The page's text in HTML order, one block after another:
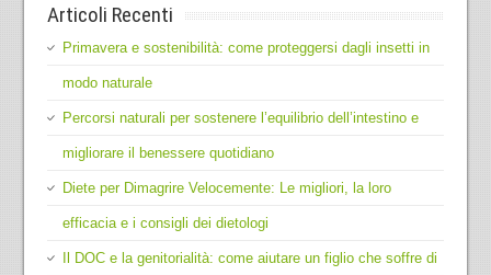
Articoli Recenti
Primavera e sostenibilità: come proteggersi dagli insetti in
modo naturale
Percorsi naturali per sostenere l’equilibrio dell’intestino e
migliorare il benessere quotidiano
Diete per Dimagrire Velocemente: Le migliori, la loro
efficacia e i consigli dei dietologi
Il DOC e la genitorialità: come aiutare un figlio che soffre di